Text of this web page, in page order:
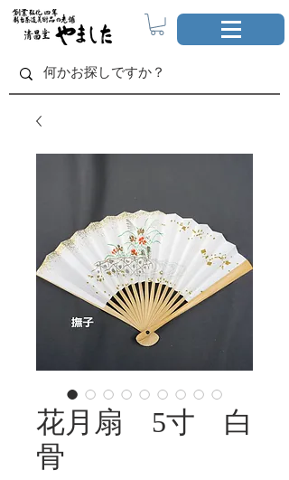
花月扇 5寸 白
骨